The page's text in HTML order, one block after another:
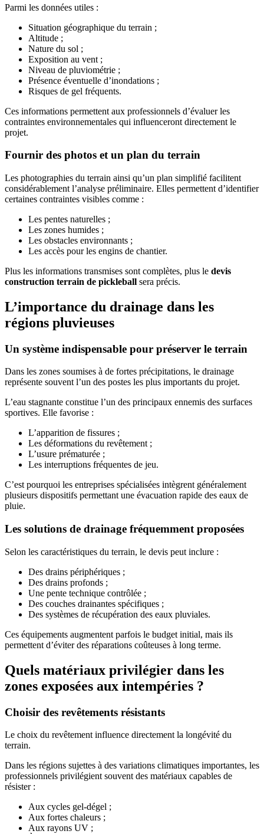
Parmi les données utiles :
Situation géographique du terrain ;
Altitude ;
Nature du sol ;
Exposition au vent ;
Niveau de pluviométrie ;
Présence éventuelle d’inondations ;
Risques de gel fréquents.
Ces informations permettent aux professionnels d’évaluer les
contraintes environnementales qui influenceront directement le
projet.
Fournir des photos et un plan du terrain
Les photographies du terrain ainsi qu’un plan simplifié facilitent
considérablement l’analyse préliminaire. Elles permettent d’identifier
certaines contraintes visibles comme :
Les pentes naturelles ;
Les zones humides ;
Les obstacles environnants ;
Les accès pour les engins de chantier.
Plus les informations transmises sont complètes, plus le devis
construction terrain de pickleball sera précis.
L’importance du drainage dans les
régions pluvieuses
Un système indispensable pour préserver le terrain
Dans les zones soumises à de fortes précipitations, le drainage
représente souvent l’un des postes les plus importants du projet.
L’eau stagnante constitue l’un des principaux ennemis des surfaces
sportives. Elle favorise :
L’apparition de fissures ;
Les déformations du revêtement ;
L’usure prématurée ;
Les interruptions fréquentes de jeu.
C’est pourquoi les entreprises spécialisées intègrent généralement
plusieurs dispositifs permettant une évacuation rapide des eaux de
pluie.
Les solutions de drainage fréquemment proposées
Selon les caractéristiques du terrain, le devis peut inclure :
Des drains périphériques ;
Des drains profonds ;
Une pente technique contrôlée ;
Des couches drainantes spécifiques ;
Des systèmes de récupération des eaux pluviales.
Ces équipements augmentent parfois le budget initial, mais ils
permettent d’éviter des réparations coûteuses à long terme.
Quels matériaux privilégier dans les
zones exposées aux intempéries ?
Choisir des revêtements résistants
Le choix du revêtement influence directement la longévité du
terrain.
Dans les régions sujettes à des variations climatiques importantes, les
professionnels privilégient souvent des matériaux capables de
résister :
Aux cycles gel-dégel ;
Aux fortes chaleurs ;
Aux rayons UV ;